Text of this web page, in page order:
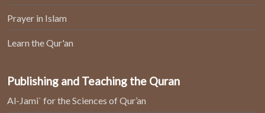
Prayer in Islam
Learn the Qur'an
Publishing and Teaching the Quran
Al-Jami` for the Sciences of Qur’an